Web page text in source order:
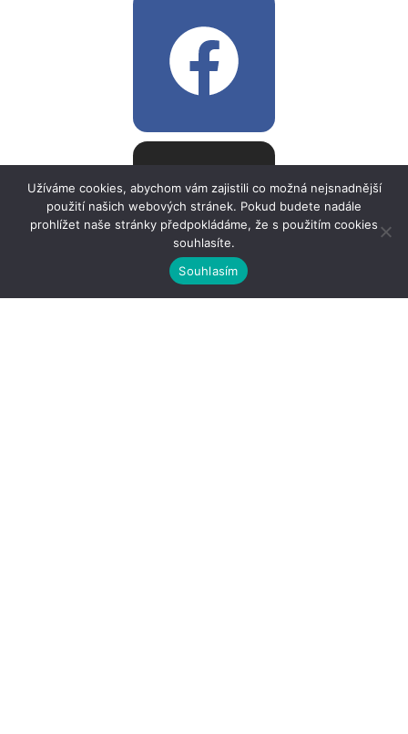
Užíváme cookies, abychom vám zajistili co možná nejsnadnější
použití našich webových stránek. Pokud budete nadále
prohlížet naše stránky předpokládáme, že s použitím cookies
souhlasíte.
Souhlasím